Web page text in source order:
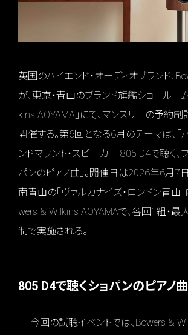
英国のハイエンド・オーディオブランド、
が、東京・青山のブランド旗艦ショールー
kins AOYAMA」にて、マンスリーの予約制
開催する。第6回となる6月のテーマは、「
ンドマウント・スピーカー 805 D4で聴く、
パンのピアノ曲」。開催日は2026年6月7日
南青山の「ヴァルカナイズ・ロンドン青山
wers & Wilkins AOYAMAで、各回1組・最
制で実施される。
805 D4で聴くショパンのピアノ曲
今回の試聴イベントでは、Bowers &